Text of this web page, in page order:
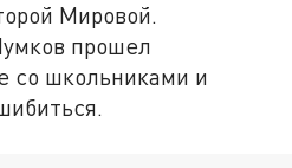
Мировой.
прошел
со школьниками и